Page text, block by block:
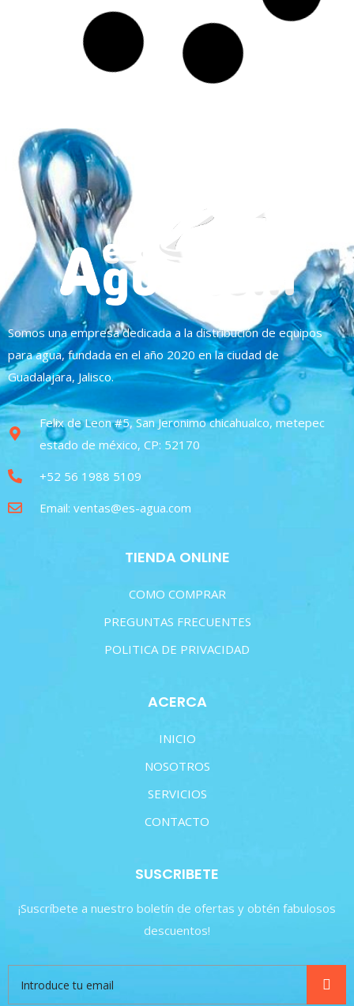
Somos una empresa dedicada a la distribución de equipos
para agua, fundada en el año 2020 en la ciudad de
Guadalajara, Jalisco.
Felix de Leon #5, San Jeronimo chicahualco, metepec
estado de méxico, CP: 52170
+52 56 1988 5109
Email: ventas@es-agua.com
TIENDA ONLINE
COMO COMPRAR
PREGUNTAS FRECUENTES
POLITICA DE PRIVACIDAD
ACERCA
INICIO
NOSOTROS
SERVICIOS
CONTACTO
SUSCRIBETE
¡Suscríbete a nuestro boletín de ofertas y obtén fabulosos
descuentos!